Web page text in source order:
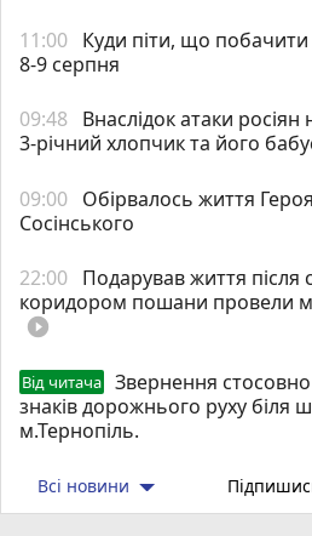
11:00 Куди піти, що побачити
8-9 серпня
09:48
Внаслідок атаки
3-річний хлопчик та його
09:00 Обірвалось життя
Сосінського
22:00 Подарував життя після
коридором пошани провели
play_circle_filled
Від читача
Звернення стосовно
знаків дорожнього руху біля
м.Тернопіль.
Всі новини